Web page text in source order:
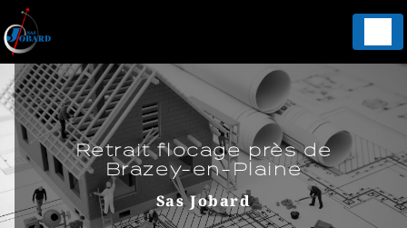
Retrait flocage près de
Brazey-en-Plaine
Sas Jobard
Panneau de gestion des cookies